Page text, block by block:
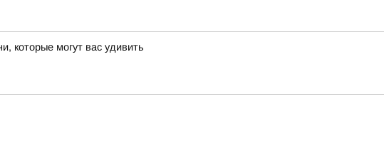
которые могут вас удивить